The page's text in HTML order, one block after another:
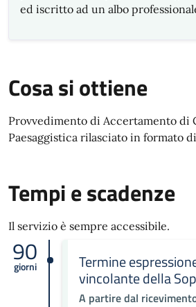
ed iscritto ad un albo
Cosa si ottiene
Provvedimento di Accertamento di
Paesaggistica rilasciato in formato
Tempi e scadenze
Il servizio è sempre accessibile.
90
giorni Termine
vincolante della
A partire dal